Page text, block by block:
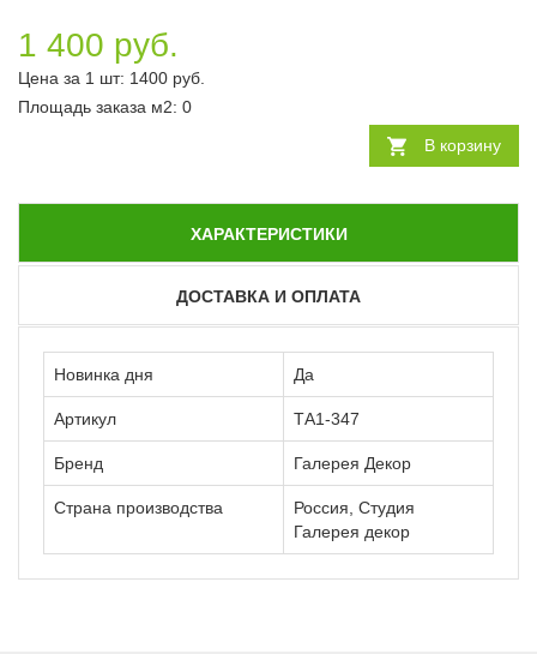
1 400 руб.
Цена за 1 шт: 1400 руб.
Площадь заказа м2: 0
В корзину
ХАРАКТЕРИСТИКИ
ДОСТАВКА И ОПЛАТА
Новинка дня Да
Артикул ТА1-347
Бренд Галерея Декор
Страна производства
Россия, Студия
Галерея декор